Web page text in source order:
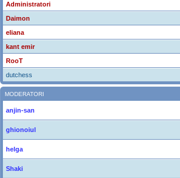
Administratori
Daimon
eliana
kant emir
RooT
dutchess
MODERATORI
anjin-san
ghionoiul
helga
Shaki